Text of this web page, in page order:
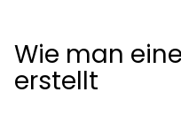
Wie man
erstellt